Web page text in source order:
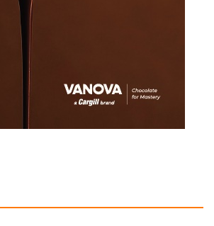
esintili paylaşım sofrası